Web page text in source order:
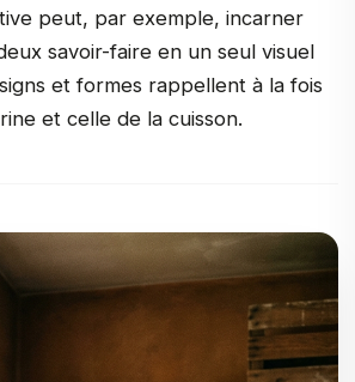
peut, par exemple, incarner
savoir-faire en un seul visuel
et formes rappellent à la fois
et celle de la cuisson.